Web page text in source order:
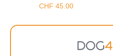
Note
5.00
CHF 45.00
DOG4